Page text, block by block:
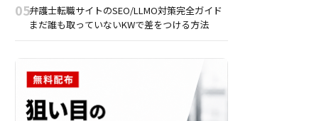
05弁護士転職サイトのSEO/LLMO対策完全ガイド
まだ誰も取っていないKWで差をつける方法